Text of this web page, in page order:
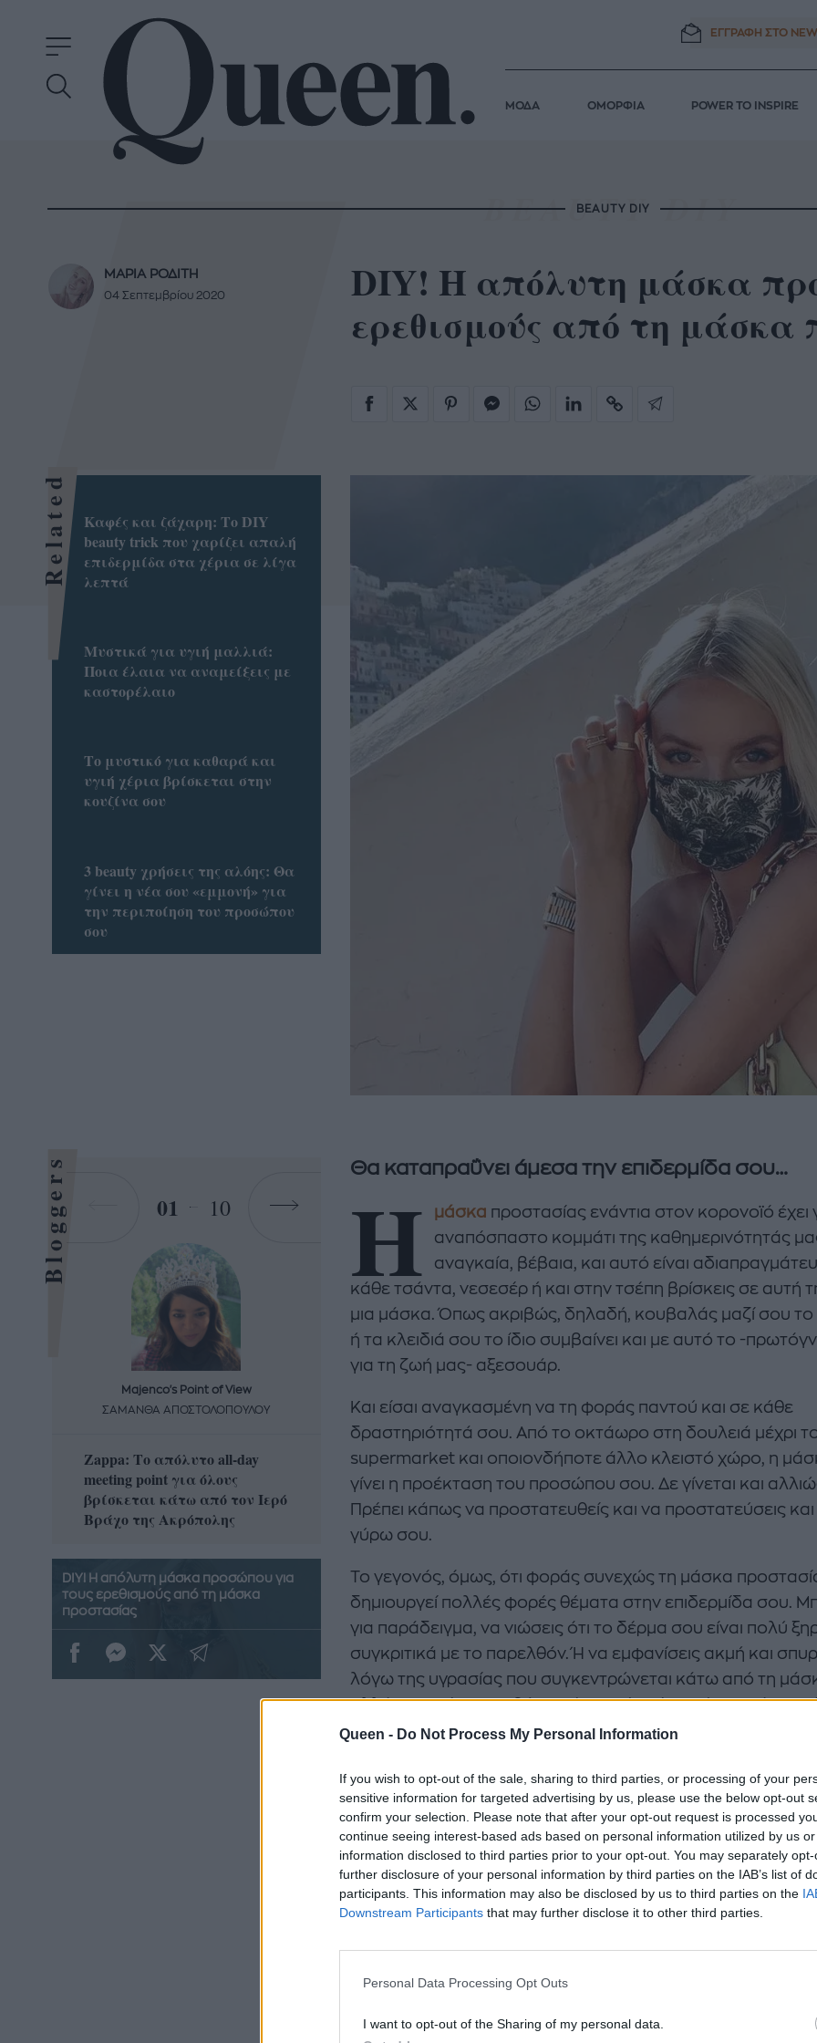
Queen - Do Not Process My Personal Information
If you wish to opt-out of the sale, sharing to third parties, or processing of your
sensitive information for targeted advertising by us, please use the below opt-out
confirm your selection. Please note that after your opt-out request is processed
continue seeing interest-based ads based on personal information utilized by us
information disclosed to third parties prior to your opt-out. You may separately
further disclosure of your personal information by third parties on the IAB’s list of
participants. This information may also be disclosed by us to third parties on the
Downstream Participants that may further disclose it to other third parties.
Personal Data Processing Opt Outs
I want to opt-out of the Sharing of my personal data.
ΕΓΓΡΑΦΗ ΣΤΟ
ΜΟΔΑ ΟΜΟΡΦΙΑ POWER TO INSPIRE
BEAUTY DIY
DIY! Η απόλυτη μάσκα
ερεθισμούς από τη μάσκα
ΜΑΡΙΑ ΡΟΔΙΤΗ
04 Σεπτεμβρίου 2020
Θα καταπραΰνει άμεσα την επιδερμίδα σου…
Η μάσκα προστασίας ενάντια στον κορονοϊό έχει
αναπόσπαστο κομμάτι της καθημερινότητάς
αναγκαία, βέβαια, και αυτό είναι
κάθε τσάντα, νεσεσέρ ή και στην τσέπη βρίσκεις σε αυτή
μια μάσκα. Όπως ακριβώς, δηλαδή, κουβαλάς μαζί σου το
ή τα κλειδιά σου το ίδιο συμβαίνει και με αυτό το -
για τη ζωή μας- αξεσουάρ.
Και είσαι αναγκασμένη να τη φοράς παντού και σε κάθε
δραστηριότητά σου. Από το οκτάωρο στη δουλειά μέχρι
supermarket και οποιονδήποτε άλλο κλειστό χώρο, η
γίνει η προέκταση του προσώπου σου. Δε γίνεται και
Πρέπει κάπως να προστατευθείς και να προστατεύσεις
γύρω σου.
Το γεγονός, όμως, ότι φοράς συνεχώς τη μάσκα
δημιουργεί πολλές φορές θέματα στην επιδερμίδα σου.
για παράδειγμα, να νιώσεις ότι το δέρμα σου είναι πολύ
συγκριτικά με το παρελθόν. Ή να εμφανίσεις ακμή και
λόγω της υγρασίας που συγκεντρώνεται κάτω από τη
αλλά και από την τριβή. Αυτό σημαίνει ότι πρέπει ανά
χρονικά διαστήματα να περιποιείσαι το πρόσωπο και να το
ομορφιάς, που σου προτείνουμε παρακάτω.
Related
Καφές και ζάχαρη: Το DIY
beauty trick που χαρίζει απαλή
επιδερμίδα στα χέρια σε λίγα
λεπτά
Μυστικά για υγιή μαλλιά:
Ποια έλαια να αναμείξεις με
καστορέλαιο
Το μυστικό για καθαρά και
υγιή χέρια βρίσκεται στην
κουζίνα σου
3 beauty χρήσεις της αλόης: Θα
γίνει η νέα σου «εμμονή» για
την περιποίηση του προσώπου
σου
Bloggers 01 10
Majenco's Point of View
ΣΑΜΑΝΘΑ ΑΠΟΣΤΟΛΟΠΟΥΛΟΥ
Zappa: Το απόλυτο all-day
meeting point για όλους
βρίσκεται κάτω από τον Ιερό
Βράχο της Ακρόπολης
ΣΑΜΑΝΘΑ ΑΠΟΣΤΟΛΟΠΟΥΛΟΥ
Η απόλυτη καλοκαιρινή
δροσερή σαλάτα με
καρπούζι, φέτα και φράουλες
που θα λατρέψετε
ΔΑΦΝΗ ΚΑΡΑΒΟΚΥΡΗ
Nτίνα Νικολάου: «Όταν
έπαθα την πρώτη κρίση
πανικού νόμιζα πως θα
πεθάνω»
DIY! Η απόλυτη μάσκα προσώπου για
τους ερεθισμούς από τη μάσκα
προστασίας